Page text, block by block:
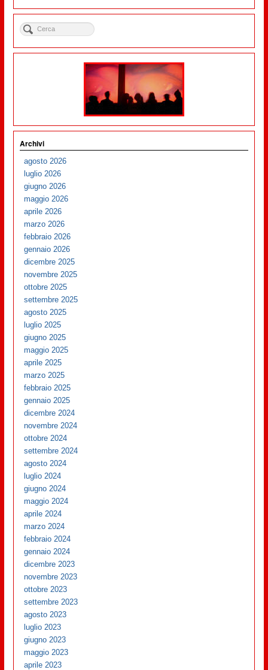
Archivi
agosto 2026
luglio 2026
giugno 2026
maggio 2026
aprile 2026
marzo 2026
febbraio 2026
gennaio 2026
dicembre 2025
novembre 2025
ottobre 2025
settembre 2025
agosto 2025
luglio 2025
giugno 2025
maggio 2025
aprile 2025
marzo 2025
febbraio 2025
gennaio 2025
dicembre 2024
novembre 2024
ottobre 2024
settembre 2024
agosto 2024
luglio 2024
giugno 2024
maggio 2024
aprile 2024
marzo 2024
febbraio 2024
gennaio 2024
dicembre 2023
novembre 2023
ottobre 2023
settembre 2023
agosto 2023
luglio 2023
giugno 2023
maggio 2023
aprile 2023